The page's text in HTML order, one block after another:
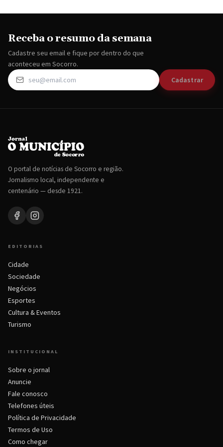
Receba o resumo da semana
Cadastre seu email e fique por dentro do que
aconteceu em Socorro.
Cadastrar
O portal de notícias de Socorro e região.
Jornalismo local, independente e
centenário — desde 1921.
EDITORIAS
Cidade
Sociedade
Negócios
Esportes
Cultura & Eventos
Turismo
INSTITUCIONAL
Sobre o jornal
Anuncie
Fale conosco
Telefones úteis
Política de Privacidade
Termos de Uso
Como chegar